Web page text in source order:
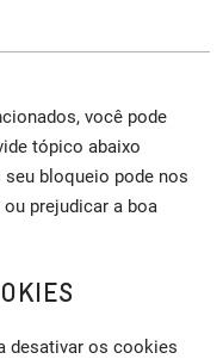
você pode
tópico abaixo
seu bloqueio pode nos
prejudicar a boa
desativar os cookies